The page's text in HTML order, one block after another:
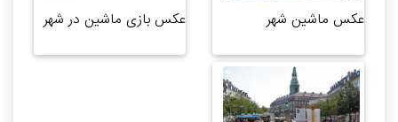
عکس ماشین شهر عکس بازی ماشین در شهر